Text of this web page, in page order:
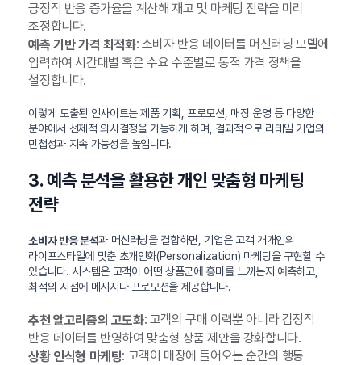
긍정적 반응 증가율을 계산해 재고 및 마케팅 전략을 미리
조정합니다.
예측 기반 가격 최적화: 소비자 반응 데이터를 머신러닝 모델에
입력하여 시간대별 혹은 수요 수준별로 동적 가격 정책을
설정합니다.
이렇게 도출된 인사이트는 제품 기획, 프로모션, 매장 운영 등 다양한
분야에서 선제적 의사결정을 가능하게 하며, 결과적으로 리테일 기업의
민첩성과 지속 가능성을 높입니다.
3. 예측 분석을 활용한 개인 맞춤형 마케팅
전략
소비자 반응 분석과 머신러닝을 결합하면, 기업은 고객 개개인의
라이프스타일에 맞춘 초개인화(Personalization) 마케팅을 구현할 수
있습니다. 시스템은 고객이 어떤 상품군에 흥미를 느끼는지 예측하고,
최적의 시점에 메시지나 프로모션을 제공합니다.
추천 알고리즘의 고도화: 고객의 구매 이력뿐 아니라 감정적
반응 데이터를 반영하여 맞춤형 상품 제안을 강화합니다.
상황 인식형 마케팅: 고객이 매장에 들어오는 순간의 행동